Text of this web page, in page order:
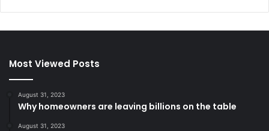
Most Viewed Posts
August 31, 2023
Why homeowners are leaving billions on the table
August 31, 2023